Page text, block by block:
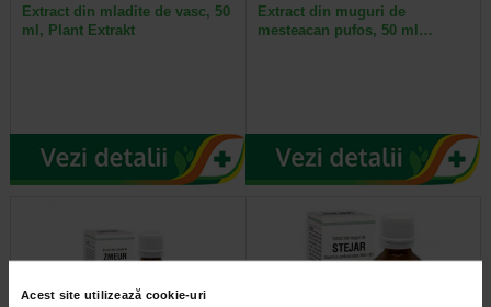
Acest site utilizează cookie-uri
Extract din mladite de vasc, 50
ml, Plant Extrakt
Extract din muguri de
mesteacan pufos, 50 ml…